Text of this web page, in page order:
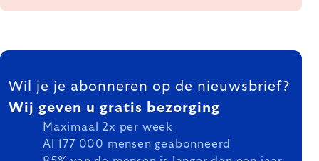
FOOTER
Wil je je abonneren op de nieuwsbrief?
Wij geven u gratis bezorging
Maximaal 2x per week
Al 177 000 mensen geabonneerd